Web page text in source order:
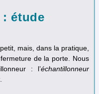
étude
mais, dans la pratique,
de la porte. Nous
: l’échantillonneur
.